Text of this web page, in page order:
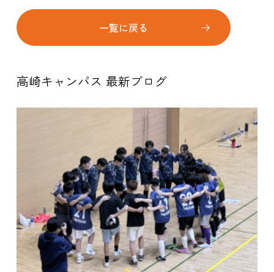
一覧に戻る
高崎キャンパス 最新ブログ